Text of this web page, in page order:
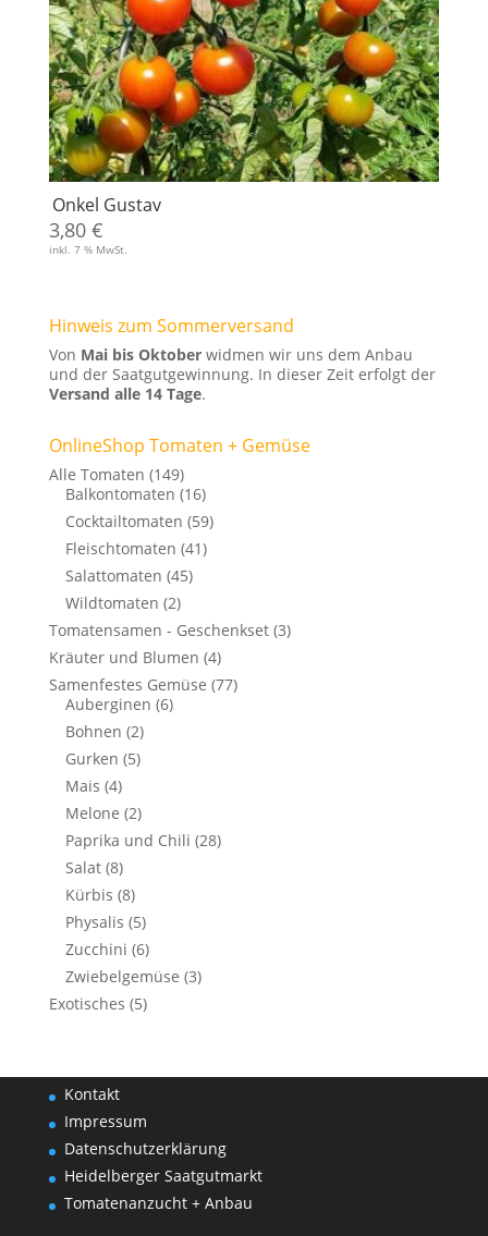
Onkel Gustav
3,80 €
inkl. 7 % MwSt.
Hinweis zum Sommerversand
Von Mai bis Oktoberwidmen wir uns dem Anbau
und der Saatgutgewinnung. In dieser Zeit erfolgt der
Versand alle 14 Tage.
OnlineShop Tomaten + Gemüse
Alle Tomaten (149)
Balkontomaten (16)
Cocktailtomaten (59)
Fleischtomaten (41)
Salattomaten (45)
Wildtomaten (2)
Tomatensamen - Geschenkset (3)
Kräuter und Blumen (4)
Samenfestes Gemüse (77)
Auberginen (6)
Bohnen (2)
Gurken (5)
Mais (4)
Melone (2)
Paprika und Chili (28)
Salat (8)
Kürbis (8)
Physalis (5)
Zucchini (6)
Zwiebelgemüse (3)
Exotisches (5)
Kontakt
Impressum
Datenschutzerklärung
Heidelberger Saatgutmarkt
Tomatenanzucht + Anbau